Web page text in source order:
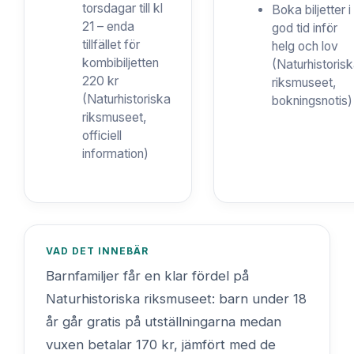
torsdagar till kl
21 – enda
tillfället för
kombibiljetten
220 kr
(Naturhistoriska
riksmuseet,
officiell
information)
Boka biljetter i
god tid inför
helg och lov
riksmuseet,
bokningsnotis)
VAD DET INNEBÄR
Barnfamiljer får en klar fördel på
Naturhistoriska riksmuseet: barn under 18
år går gratis på utställningarna medan
vuxen betalar 170 kr, jämfört med de